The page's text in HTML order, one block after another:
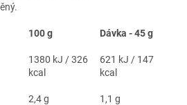
100 g Dávka - 45 g
1380 kJ / 326
kcal
621 kJ / 147
kcal
2,4 g 1,1 g